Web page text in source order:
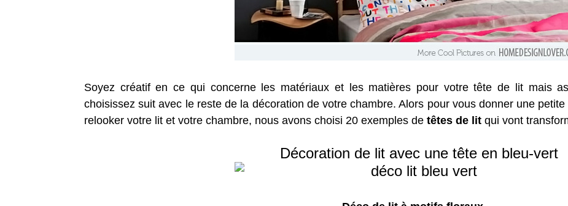
Soyez créatif en ce qui concerne les matériaux et les matières pour votre tête de lit mais
choisissez suit avec le reste de la décoration de votre chambre. Alors pour vous donner une
relooker votre lit et votre chambre, nous avons choisi 20 exemples de têtes de lit qui vont
Décoration de lit avec une tête en bleu-vert